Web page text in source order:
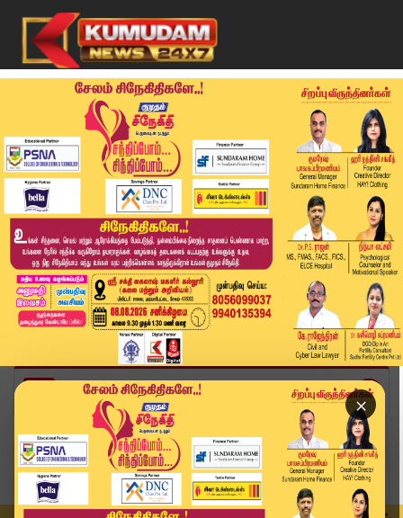
×
Home
வீடியோ ஸ்டோரி
Today Headlines - 18 JUNE 2026 | 1 மணி தலைப்புச...